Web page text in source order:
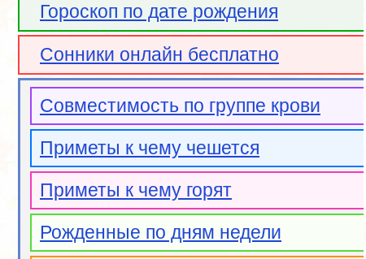
Гороскоп по дате рождения
Сонники онлайн бесплатно
Совместимость по группе крови
Приметы к чему чешется
Приметы к чему горят
Рожденные по дням недели